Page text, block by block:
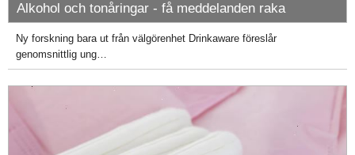
Alkohol och tonåringar - få meddelanden raka
Ny forskning bara ut från välgörenhet Drinkaware föreslår
genomsnittlig ung…